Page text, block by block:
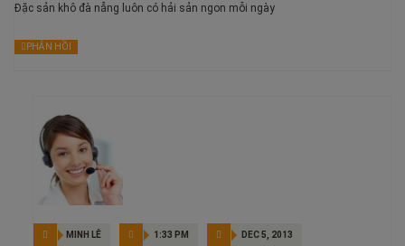
Đặc sản khô đà nẵng luôn có hải sản ngon mỗi ngày
PHẢN HỒI
MINH LÊ 1:33 PM DEC 5, 2013